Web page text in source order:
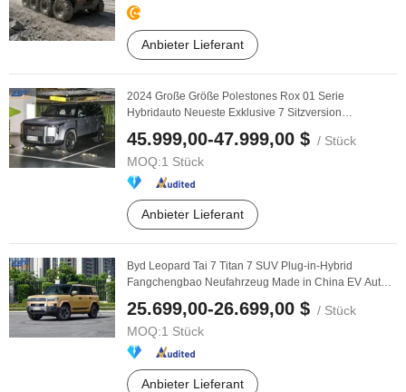
Anbieter Lieferant
2024 Große Größe Polestones Rox 01 Serie
Hybridauto Neueste Exklusive 7 Sitzversion
45.999,00-47.999,00 $ / Stück
MOQ:1 Stück
Anbieter Lieferant
Byd Leopard Tai 7 Titan 7 SUV Plug-in-Hybrid
Fangchengbao Neufahrzeug Made in China EV Auto
25.699,00-26.699,00 $ / Stück
MOQ:1 Stück
Anbieter Lieferant